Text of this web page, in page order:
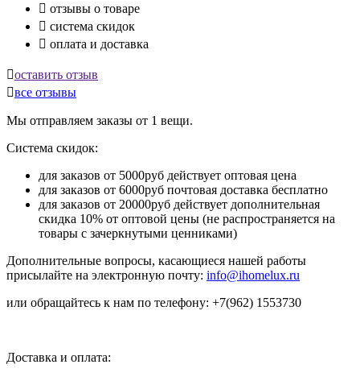
 отзывы о товаре
 система скидок
 оплата и доставка
оставить отзыв
все отзывы
Мы отправляем заказы от 1 вещи.
Система скидок:
для заказов от 5000руб действует оптовая цена
для заказов от 6000руб почтовая доставка бесплатно
для заказов от 20000руб действует дополнительная
скидка 10% от оптовой цены (не распространяется на
товары с зачеркнутыми ценниками)
Дополнительные вопросы, касающиеся нашей работы
присылайте на электронную почту: info@ihomelux.ru
или обращайтесь к нам по телефону: +7(962) 1553730
Доставка и оплата: